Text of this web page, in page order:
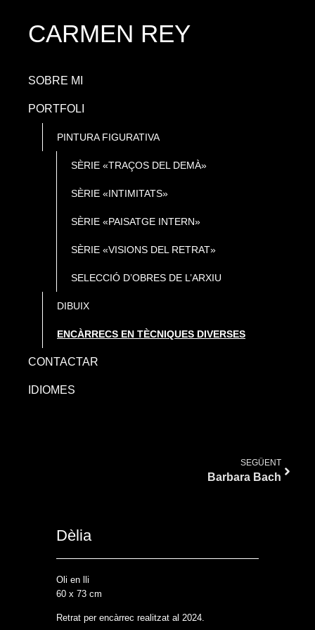
CARMEN REY
SOBRE MI
PORTFOLI
PINTURA FIGURATIVA
SÈRIE «TRAÇOS DEL DEMÀ»
SÈRIE «INTIMITATS»
SÈRIE «PAISATGE INTERN»
SÈRIE «VISIONS DEL RETRAT»
SELECCIÓ D’OBRES DE L’ARXIU
DIBUIX
ENCÀRRECS EN TÈCNIQUES DIVERSES
CONTACTAR
IDIOMES
SEGÜENT
Barbara Bach
Dèlia
Oli en lli
60 x 73 cm
Retrat per encàrrec realitzat al 2024.